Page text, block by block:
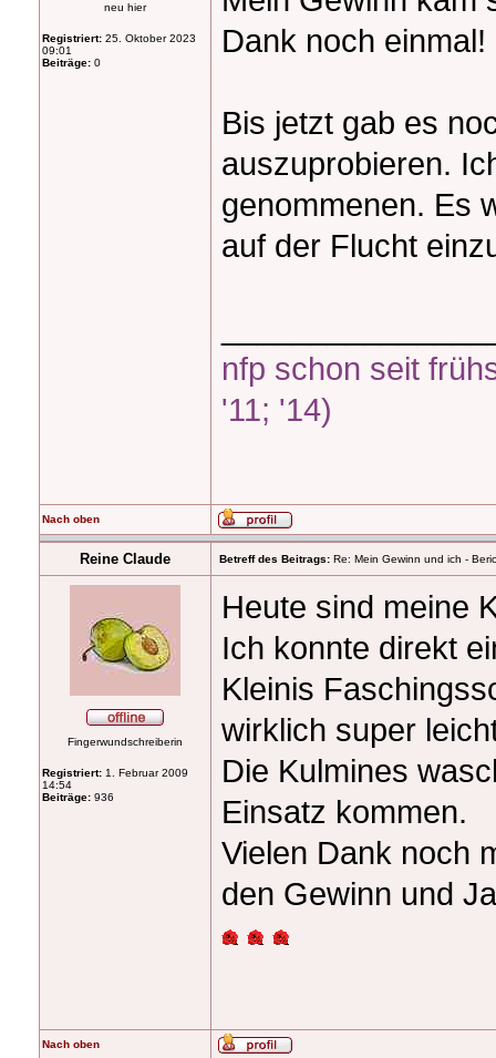
neu hier
Registriert: 25. Oktober 2023
09:01
Beiträge: 0
Dank noch einmal!
Bis jetzt gab es
auszuprobieren.
genommenen. Es
auf der Flucht
nfp schon seit
'11; '14)
Nach oben
Reine Claude Betreff des Beitrags: Re: Mein Gewinn und ich -
Fingerwundschreiberin
Registriert: 1. Februar 2009
14:54
Beiträge: 936
Heute sind meine
Ich konnte direkt
Kleinis
wirklich super
Die Kulmines
Einsatz kommen.
Vielen Dank noch
den Gewinn und
Nach oben